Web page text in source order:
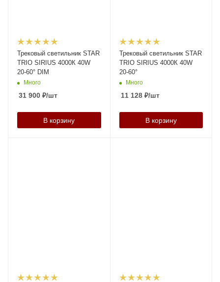
Трековый светильник STAR
TRIO SIRIUS 4000К 40W
20-60° DIM
Много
31 900 ₽/шт
В корзину
Трековый светильник STAR
TRIO SIRIUS 4000К 40W
20-60°
Много
11 128₽/шт
В корзину